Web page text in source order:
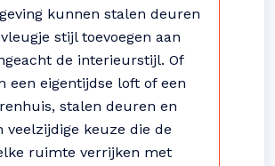
kunnen stalen deuren
stijl toevoegen aan
de interieurstijl. Of
een eigentijdse loft of een
stalen deuren en
veelzijdige keuze die de
ruimte verrijken met